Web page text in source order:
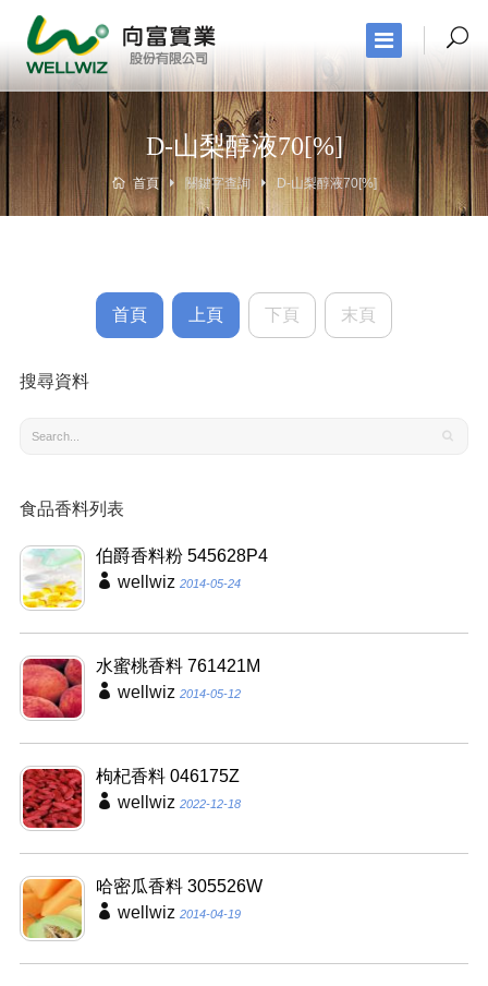
D-山梨醇液70[%]
首頁 關鍵字查詢 D-山梨醇液70[%]
首頁 上頁 下頁 末頁
搜尋資料
食品香料列表
伯爵香料粉 545628P4
wellwiz 2014-05-24
水蜜桃香料 761421M
wellwiz 2014-05-12
枸杞香料 046175Z
wellwiz 2022-12-18
哈密瓜香料 305526W
wellwiz 2014-04-19